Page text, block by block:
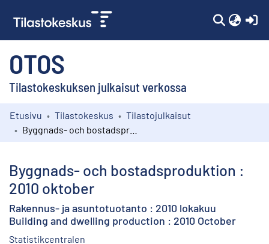
OTOS
Tilastokeskuksen julkaisut verkossa
Kokoelmat
Etusivu Tilastokeskus
Tilastojulkaisut
Byggnads- och bostadsproduktion :
2010 oktober
Rakennus- ja asuntotuotanto : 2010 lokakuu
Building and dwelling production : 2010 October
Statistikcentralen